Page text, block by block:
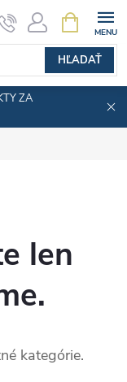
HĽADAŤ
KOŠÍK
ZA
len
kategórie.